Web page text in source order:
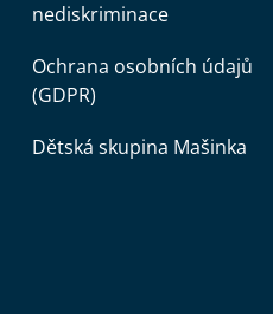
nediskriminace
Ochrana osobních údajů
(GDPR)
Dětská skupina Mašinka